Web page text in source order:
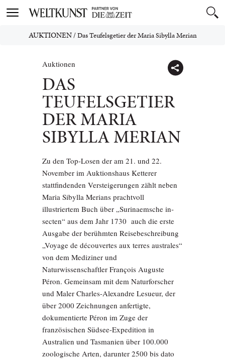
Toggle
AUKTIONEN/Das Teufelsgetier der Maria Sibylla Merian
Auktionen
DAS
TEUFELSGETIER
DER MARIA
SIBYLLA MERIAN
Zu den Top-Losen der am 21. und 22.
November im Auktionshaus Ketterer
stattfindenden Versteigerungen zählt neben
Maria Sibylla Merians prachtvoll
illustriertem Buch über „Surinaemsche in­
secten“ aus dem Jahr 1730 auch die erste
Ausgabe der berühmten Reisebeschreibung
„Voyage de découvertes aux terres australes“
von dem Mediziner und
Naturwissenschaftler François Auguste
Péron. Gemeinsam mit dem Naturforscher
und Maler Charles-Alexandre Lesueur, der
über 2000 Zeichnungen anfertigte,
dokumentierte Péron im Zuge der
französischen Südsee-Expedition in
Australien und Tasmanien über 100.000
zoologische Arten, darunter 2500 bis dato